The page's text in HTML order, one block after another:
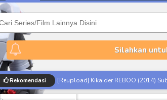
Silahkan
Rekomendasi
[Reupload] Kikaider REBOO (2014)
No.1 Sentai Gozyuger Episode 00-01
Hacksaw Ridge
Movie West